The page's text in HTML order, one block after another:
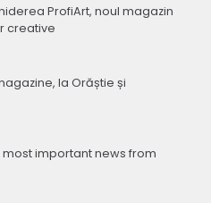
ProfiArt, noul magazin
creative
la Orăștie și
most important news from